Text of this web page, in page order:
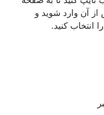
آن وارد شوید و
انتخاب کنید.